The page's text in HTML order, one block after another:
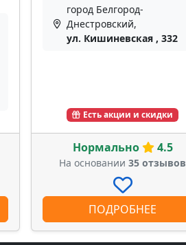
город Белгород-
Днестровский,
ул. Кишиневская , 332
Есть акции и скидки
Нормально 4.5
На основании 35 отзывов
ПОДРОБНЕЕ